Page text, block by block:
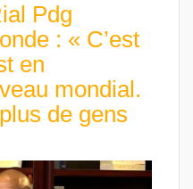
Pdg
: « C’est
en
mondial.
de gens